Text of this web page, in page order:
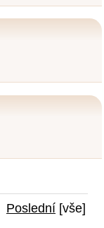
Poslední [vše]